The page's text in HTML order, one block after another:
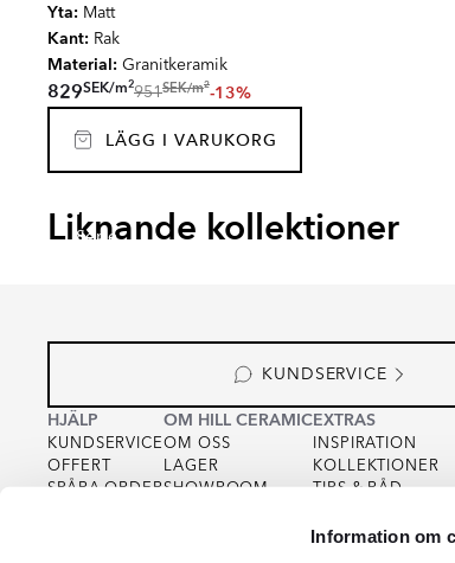
Information om
Yta: Matt
Kant: Rak
Material: Granitkeramik
829SEK/m2951SEK/m2-13%
LÄGG I VARUKORG
Liknande kollektioner
Serie
AVEIRO
Serie
KUNDSERVICE
HJÄLP
KUNDSERVICE
OFFERT
SPÅRA ORDER
OM HILL CERAMIC
OM OSS
LAGER
SHOWROOM
EXTRAS
INSPIRATION
KOLLEKTIONER
TIPS & RÅD
COOKIEPOLICY